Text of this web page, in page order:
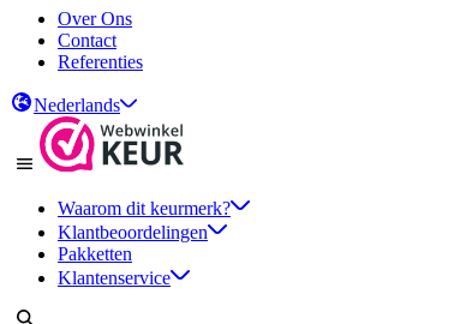
Over Ons
Contact
Referenties
Nederlands
Waarom dit keurmerk?
Klantbeoordelingen
Pakketten
Klantenservice